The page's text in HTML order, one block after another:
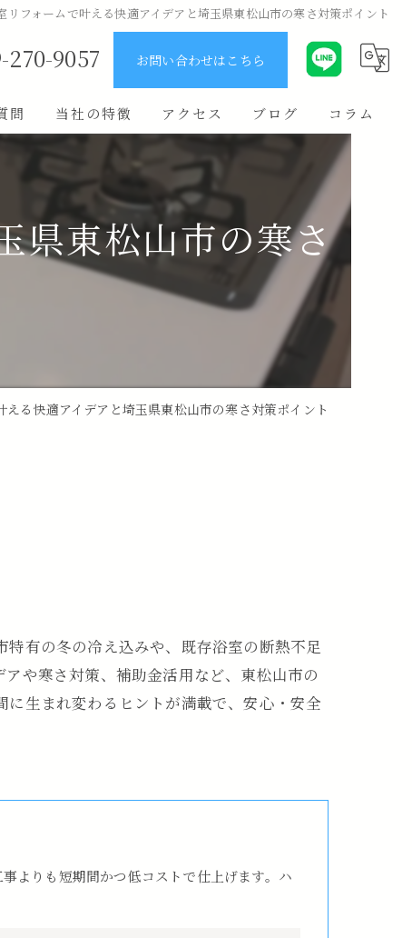
リフォームで叶える快適アイデアと埼玉県東松山市の寒さ対策ポイント
270-9057 お問い合わせはこちら
問 当社の特徴
ユニットバス
キッチン
原状回復
アクセス ブログ コラム
県東松山市の寒さ
える快適アイデアと埼玉県東松山市の寒さ対策ポイント
有の冬の冷え込みや、既存浴室の断熱不足
や寒さ対策、補助金活用など、東松山市の
生まれ変わるヒントが満載で、安心・安全
よりも短期間かつ低コストで仕上げます。ハ